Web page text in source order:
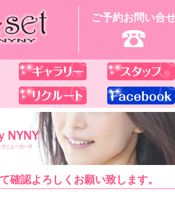
ご予約お問い合
確認よろしくお願い致します。